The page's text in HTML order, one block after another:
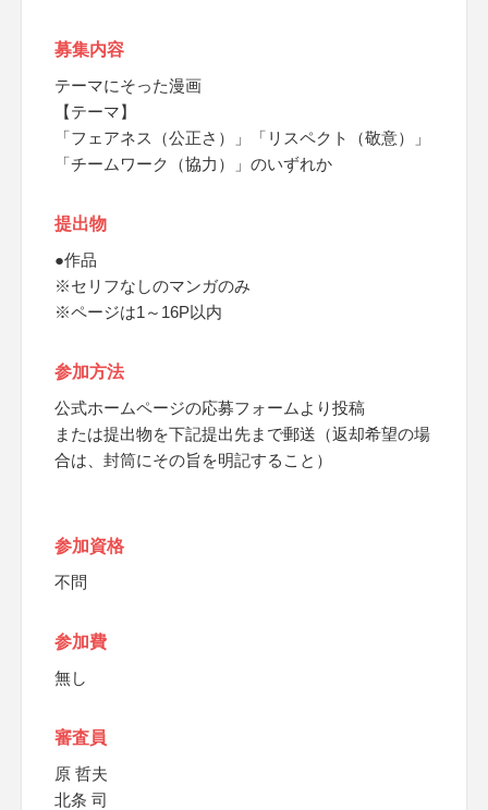
募集内容
テーマにそった漫画
【テーマ】
「フェアネス（公正さ）」「リスペクト（敬意）」
「チームワーク（協力）」のいずれか
提出物
●作品
※セリフなしのマンガのみ
※ページは1～16P以内
参加方法
公式ホームページの応募フォームより投稿
または提出物を下記提出先まで郵送（返却希望の場
合は、封筒にその旨を明記すること）
参加資格
不問
参加費
無し
審査員
原 哲夫
北条 司